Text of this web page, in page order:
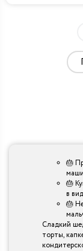
🎂
🎂
в
🎂
Сладкий
торты,